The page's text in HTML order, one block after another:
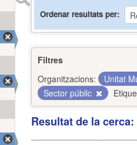
Ordenar resultats per
Filtres
Organitzacions:
Unitat
Sector públic
Resultat de la